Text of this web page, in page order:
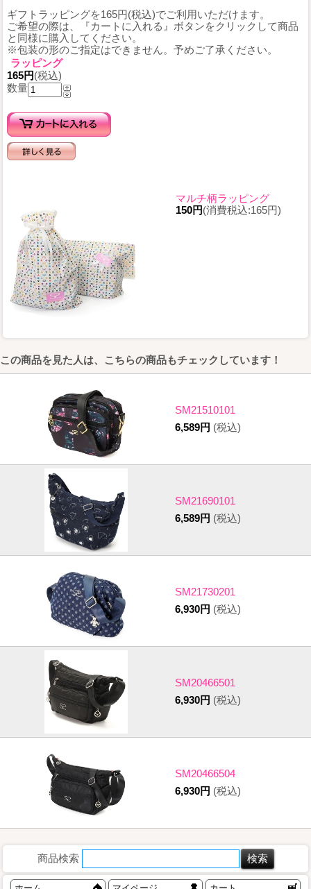
ギフトラッピングを165円(税込)でご利用いただけます。
ご希望の際は、『カートに入れる』ボタンをクリックして商品
と同様に購入してください。
※包装の形のご指定はできません。予めご了承ください。
ラッピング
165円(税込)
数量
マルチ柄ラッピング
150円(消費税込:165円)
この商品を見た人は、こちらの商品もチェックしています！
SM21510101
6,589円 (税込)
SM21690101
6,589円 (税込)
SM21730201
6,930円 (税込)
SM20466501
6,930円 (税込)
SM20466504
6,930円 (税込)
商品検索